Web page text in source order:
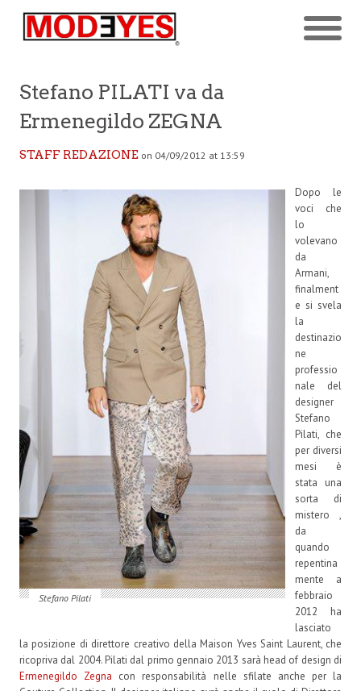
Stefano PILATI va da
Ermenegildo ZEGNA
STAFF REDAZIONE on 04/09/2012 at 13:59
Stefano Pilati
Dopo le
voci che
lo
volevano
da
Armani,
finalment
e si svela
la
destinazio
ne
professio
nale del
designer
Stefano
Pilati, che
per diversi
mesi è
stata una
sorta di
mistero ,
da
quando
repentina
mente a
febbraio
2012 ha
lasciato
la posizione di direttore creativo della Maison Yves Saint Laurent, che
ricopriva dal 2004. Pilati dal primo gennaio 2013 sarà head of design di
Ermenegildo Zegna con responsabilità nelle sfilate anche per la